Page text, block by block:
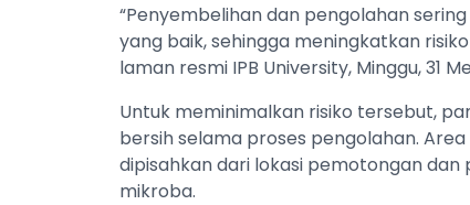
“Penyembelihan dan pengolahan
yang baik, sehingga meningkatkan
laman resmi IPB University, Minggu, 31
Untuk meminimalkan risiko tersebut,
bersih selama proses pengolahan.
dipisahkan dari lokasi pemotongan
mikroba.